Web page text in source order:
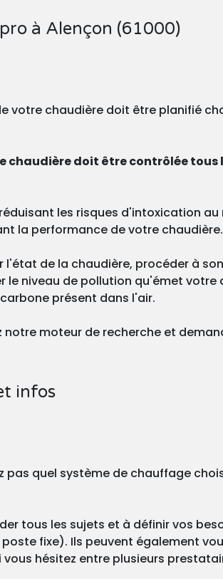
à Alençon (61000)
votre chaudière doit être planifié
chaudière doit être contrôlée tous
les risques d'intoxication
la performance de votre chaudière.
de la chaudière, procéder à
le niveau de pollution qu'émet
présent dans l'air.
moteur de recherche et
infos
pas quel système de chauffage
tous les sujets et à définir vos
fixe). Ils peuvent également
hésitez entre plusieurs